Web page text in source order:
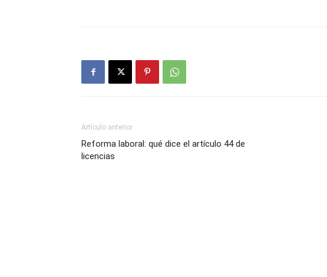
Artículo anterior
Reforma laboral: qué dice el artículo 44 de
licencias